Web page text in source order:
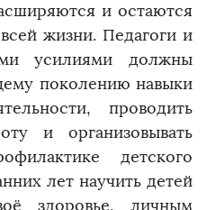
и остаются
жизни. Педагоги и
усилиями должны
поколению навыки
проводить
и организовывать
детского
лет научить детей
здоровье, личным